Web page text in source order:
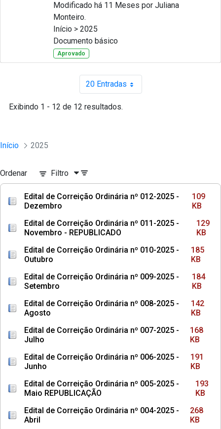
Modificado há 11 Meses por Juliana
Monteiro.
Início > 2025
Documento básico
Aprovado
20 EntradasPor página
Exibindo 1 - 12 de 12 resultados.
Início 2025
Ordenar Filtro
Edital de Correição Ordinária nº 012-2025 -
Dezembro
109
KB
Edital de Correição Ordinária nº 011-2025 -
Novembro - REPUBLICADO
129
KB
Edital de Correição Ordinária nº 010-2025 -
Outubro
185
KB
Edital de Correição Ordinária nº 009-2025 -
Setembro
184
KB
Edital de Correição Ordinária nº 008-2025 -
Agosto
142
KB
Edital de Correição Ordinária nº 007-2025 -
Julho
168
KB
Edital de Correição Ordinária nº 006-2025 -
Junho
191
KB
Edital de Correição Ordinária nº 005-2025 -
Maio REPUBLICAÇÃO
193
KB
Edital de Correição Ordinária nº 004-2025 -
Abril
268
KB